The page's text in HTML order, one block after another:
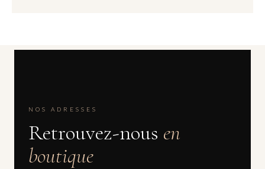
NOS ADRESSES
Retrouvez-nous en
boutique